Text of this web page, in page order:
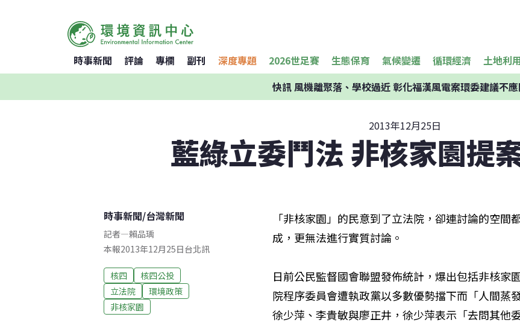
時事新聞 評論 專欄 副刊 深度專題 2026世足賽 生態保育 氣候變遷 循環經濟 土地利
快訊風機離聚落、學校過近 彰化福漢風電案環委建議不
2013年12月25日
藍綠立委鬥法 非核家園提
時事新聞/台灣新聞
記者—賴品瑀
本報2013年12月25日台北訊
核四
核四公投
立法院
環境政策
非核家園
「非核家園」的民意到了立法院，卻連討論的空
成，更無法進行實質討論。
日前公民監督國會聯盟發佈統計，爆出包括非核家
院程序委員會遭執政黨以多數優勢擋下而「人間蒸
徐少萍、李貴敏與廖正井，徐少萍表示「去問其他